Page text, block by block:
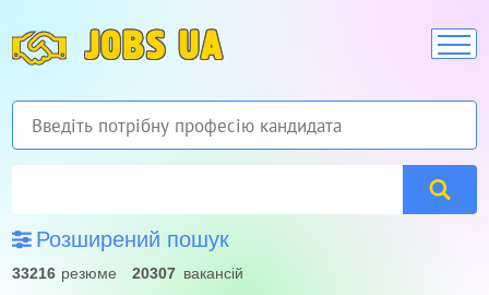
JOBS UA
Розширений пошук
33216 резюме 20307 вакансій